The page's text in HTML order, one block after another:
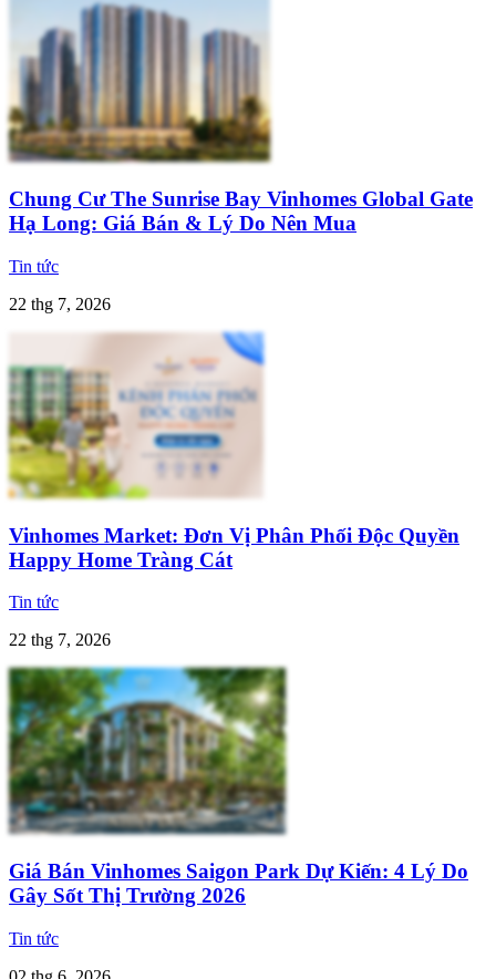
Chung Cư The Sunrise Bay Vinhomes Global Gate
Hạ Long: Giá Bán & Lý Do Nên Mua
Tin tức
22 thg 7, 2026
Vinhomes Market: Đơn Vị Phân Phối Độc Quyền
Happy Home Tràng Cát
Tin tức
22 thg 7, 2026
Giá Bán Vinhomes Saigon Park Dự Kiến: 4 Lý Do
Gây Sốt Thị Trường 2026
Tin tức